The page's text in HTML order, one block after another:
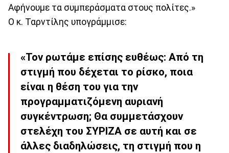
Αφήνουμε τα συμπεράσματα στους πολίτες.»
Ο κ. Ταρντίλης υπογράμμισε:
«Τον ρωτάμε επίσης ευθέως: Από τη
στιγμή που δέχεται το ρίσκο, ποια
είναι η θέση του για την
προγραμματιζόμενη αυριανή
συγκέντρωση; Θα συμμετάσχουν
στελέχη του ΣΥΡΙΖΑ σε αυτή και σε
άλλες διαδηλώσεις, τη στιγμή που η